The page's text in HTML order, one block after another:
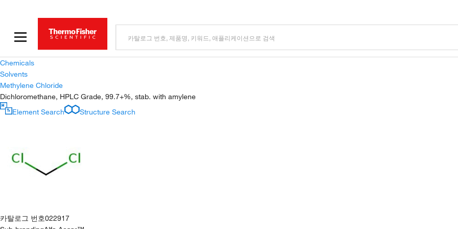
Chemicals
Solvents
Methylene Chloride
Dichloromethane, HPLC Grade, 99.7+%, stab. with amylene
Element Search
Structure Search
카탈로그 번호022917